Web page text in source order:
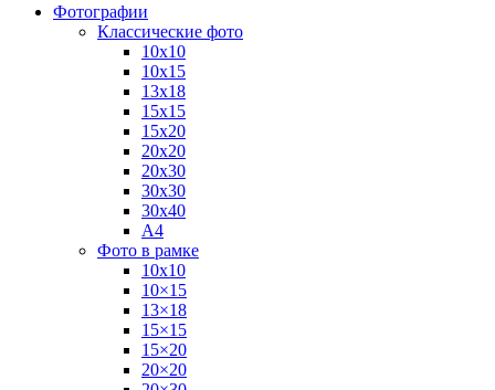
Фотографии
Классические фото
10х10
10х15
13х18
15х15
15х20
20х20
20х30
30х30
30х40
А4
Фото в рамке
10х10
10×15
13×18
15×15
15×20
20×20